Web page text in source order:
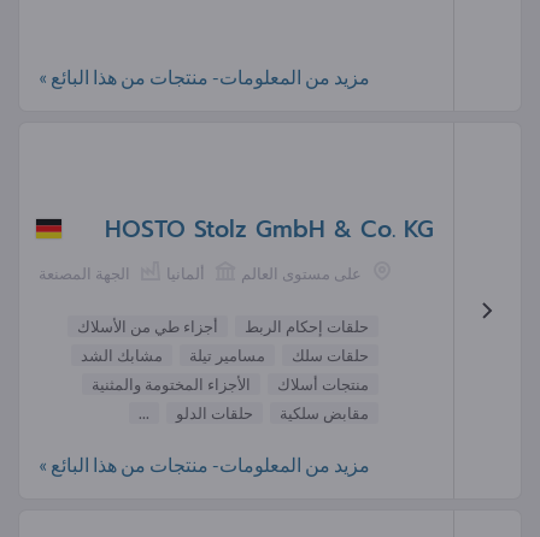
مزيد من المعلومات- منتجات من هذا البائع »
HOSTO Stolz GmbH & Co. KG
الجهة المصنعة ألمانيا على مستوى العالم
حلقات إحكام الربط
أجزاء طي من الأسلاك
حلقات سلك
مسامير تيلة
مشابك الشد
منتجات أسلاك
الأجزاء المختومة والمثنية
مقابض سلكية
حلقات الدلو ...
مزيد من المعلومات- منتجات من هذا البائع »